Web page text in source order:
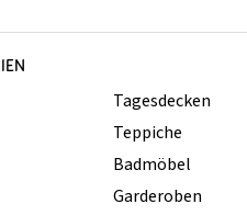
Tagesdecken
Teppiche
Badmöbel
Garderoben